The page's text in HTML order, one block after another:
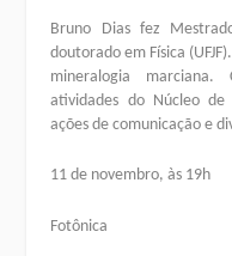
Bruno Diasfez
doutorado em Física
mineralogia marciana.
atividades do Núcleo de
ações de comunicação e
11 de novembro, às 19h
Fotônica